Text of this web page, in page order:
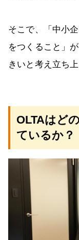
そこで、「中小
をつくること」
きいと考え立ち
OLTAはど
ているか？